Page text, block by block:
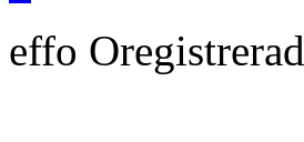
effo Oregistrerad